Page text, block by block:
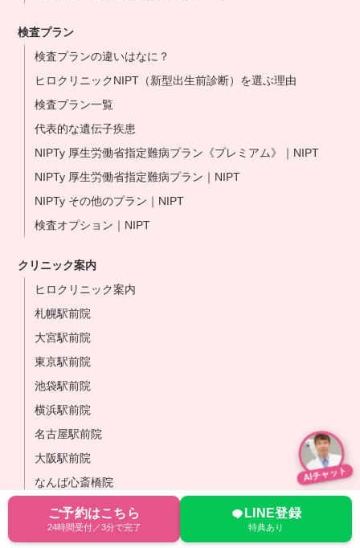
検査プラン
検査プランの違いはなに？
ヒロクリニックNIPT（新型出生前診断）を選ぶ理由
検査プラン一覧
代表的な遺伝子疾患
NIPTy 厚生労働省指定難病プラン《プレミアム》｜NIPT
NIPTy 厚生労働省指定難病プラン｜NIPT
NIPTy その他のプラン｜NIPT
検査オプション｜NIPT
クリニック案内
ヒロクリニック案内
札幌駅前院
大宮駅前院
東京駅前院
池袋駅前院
横浜駅前院
名古屋駅前院
大阪駅前院
なんば心斎橋院
岡山駅前院
博多駅前院
ご予約はこちら
24時間受付／3分で完了
LINE登録
特典あり
AIチャット